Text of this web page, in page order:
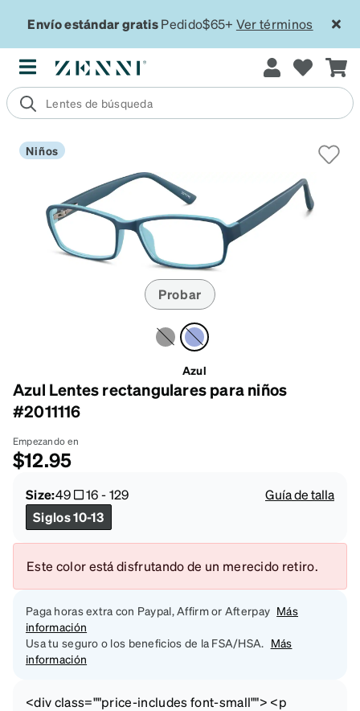
Envío estándar gratisPedido$65+ Ver términos
Niños
Probar
Azul
Azul Lentes rectangulares para niños
#2011116
Empezando en
$12.95
Size:49 16-129
Guía de talla
Siglos 10-13
Este color está disfrutando de un merecido retiro.
Paga horas extra con Paypal, Affirm or Afterpay Más
información
Usa tu seguro o los beneficios de la FSA/HSA. Más
información
<div class=""price-includes font-small""> <p